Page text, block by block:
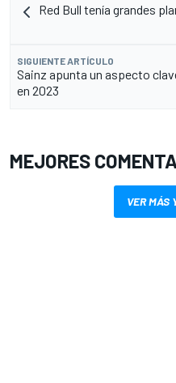
Red Bull tenía grandes
SIGUIENTE ARTÍCULO
Sainz apunta un aspecto
en 2023
MEJORES
VER MÁS